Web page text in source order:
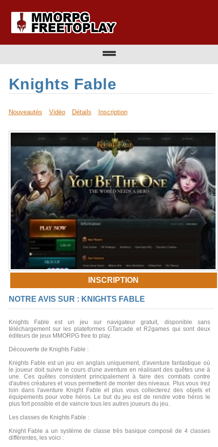
Knights Fable
Nouveautés Vidéo Détails Inscription
INSCRIPTION
NOTRE AVIS SUR : KNIGHTS FABLE
Knights Fable est un jeu sur navigateur gratuit, disponible sans
téléchargement sur les plateformes GTarcade et R2games qui sont deux
éditeurs de jeux MMORPG free to play.
Découverte de Knights Fable :
Knights Fable est un jeu en anglais uniquement, d'aventure fantastique où
le joueur doit suivre le cours d'une aventure en réalisant des quêtes une à
une. Ces quêtes consistent principalement à faire des combats contre
d'autres créatures et vous permettent de monter des niveaux. Plus vous irez
loin dans l'aventure Knight Fable et plus vous collecterez des objets et
équipements pour votre héros. Le but du jeu est de rendre votre héros le
plus fort possible et de vaincre tous les autres joueurs du jeu.
Les classes de Knights Fable :
Knight Fable a un système de classe très basique composé de 4 classes
différentes, les voici :